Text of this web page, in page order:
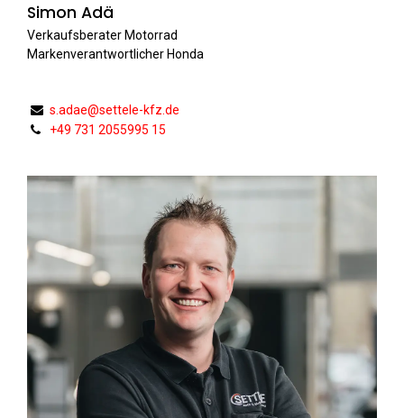
Simon Adä
Verkaufsberater Motorrad
Markenverantwortlicher Honda
s.adae@settele-kfz.de
+49 731 2055995 15